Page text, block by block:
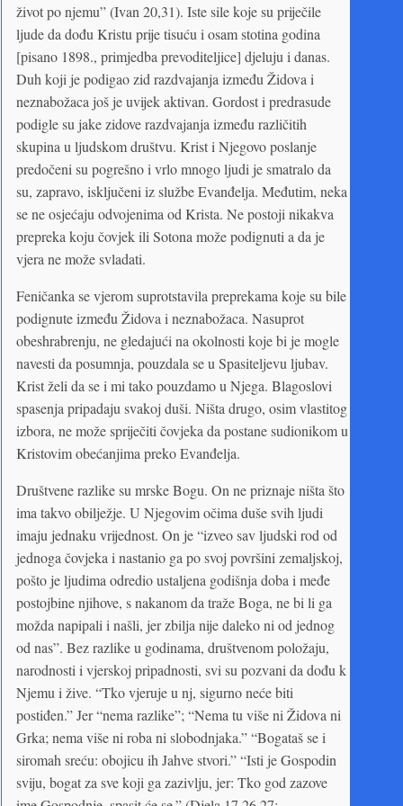
život po njemu” (Ivan 20,31). Iste sile koje su priječile
ljude da dođu Kristu prije tisuću i osam stotina godina
[pisano 1898., primjedba prevoditeljice] djeluju i danas.
Duh koji je podigao zid razdvajanja između Židova i
neznabožaca još je uvijek aktivan. Gordost i predrasude
podigle su jake zidove razdvajanja između različitih
skupina u ljudskom društvu. Krist i Njegovo poslanje
predočeni su pogrešno i vrlo mnogo ljudi je smatralo da
su, zapravo, isključeni iz službe Evanđelja. Međutim, neka
se ne osjećaju odvojenima od Krista. Ne postoji nikakva
prepreka koju čovjek ili Sotona može podignuti a da je
vjera ne može svladati.
Feničanka se vjerom suprotstavila preprekama koje su bile
podignute između Židova i neznabožaca. Nasuprot
obeshrabrenju, ne gledajući na okolnosti koje bi je mogle
navesti da posumnja, pouzdala se u Spasiteljevu ljubav.
Krist želi da se i mi tako pouzdamo u Njega. Blagoslovi
spasenja pripadaju svakoj duši. Ništa drugo, osim vlastitog
izbora, ne može spriječiti čovjeka da postane sudionikom u
Kristovim obećanjima preko Evanđelja.
Društvene razlike su mrske Bogu. On ne priznaje ništa što
ima takvo obilježje. U Njegovim očima duše svih ljudi
imaju jednaku vrijednost. On je “izveo sav ljudski rod od
jednoga čovjeka i nastanio ga po svoj površini zemaljskoj,
pošto je ljudima odredio ustaljena godišnja doba i međe
postojbine njihove, s nakanom da traže Boga, ne bi li ga
možda napipali i našli, jer zbilja nije daleko ni od jednog
od nas”. Bez razlike u godinama, društvenom položaju,
narodnosti i vjerskoj pripadnosti, svi su pozvani da dođu k
Njemu i žive. “Tko vjeruje u nj, sigurno neće biti
postiđen.” Jer “nema razlike”; “Nema tu više ni Židova ni
Grka; nema više ni roba ni slobodnjaka.” “Bogataš se i
siromah sreću: obojicu ih Jahve stvori.” “Isti je Gospodin
sviju, bogat za sve koji ga zazivlju, jer: Tko god zazove